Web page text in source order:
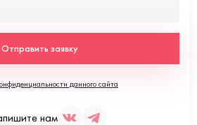
Отправить заявку
данного сайта
нам